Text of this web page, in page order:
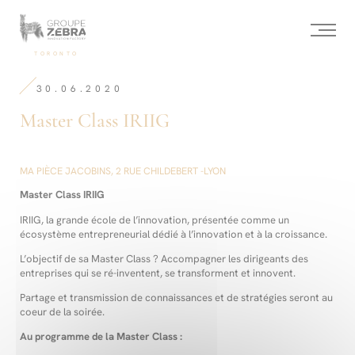
Conseil
Marketing
de
Design
TORONTO
Agenda
Master Class IRIIG
MA PIÈCE JACOBINS, 2 RUE CHILDEBERT -LYON
30.06.2020
Master Class IRIIG
IRIIG, la grande école de l’innovation, présentée comme un
écosystème entrepreneurial dédié à l’innovation et à la croissance.
L’objectif de sa Master Class ? Accompagner les dirigeants des
entreprises qui se ré-inventent, se transforment et innovent.
Partage et transmission de connaissances et de stratégies seront au
coeur de la soirée.
Au programme de la Master Class :